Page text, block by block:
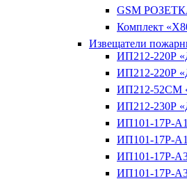
GSM
Комплект
Извещатели
ИП212-220Р
ИП212-220Р
ИП212-52СМ
ИП212-230Р
ИП101-17Р-
ИП101-17Р-
ИП101-17Р-
ИП101-17Р-